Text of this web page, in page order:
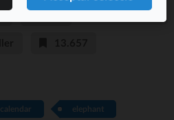
calendar elephant